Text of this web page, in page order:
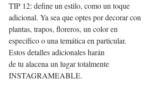
TIP 12: define un estilo, como un toque
adicional. Ya sea que optes por decorar con
plantas, trapos, floreros, un color en
específico o una temática en particular.
Estos detalles adicionales harán
de tu alacena un lugar totalmente
INSTAGRAMEABLE.